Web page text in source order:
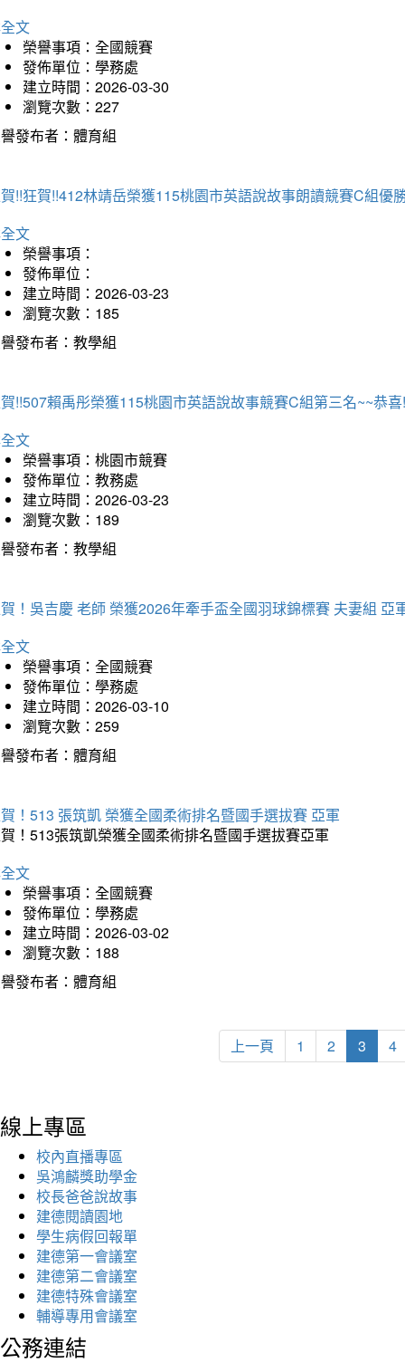
文
榮譽事項：全國競賽
發佈單位：學務處
建立時間：2026-03-30
瀏覽次數：227
發布者：體育組
!!狂賀!!412林靖岳榮獲115桃園市英語說故事朗讀競賽C組優
文
榮譽事項：
發佈單位：
建立時間：2026-03-23
瀏覽次數：185
發布者：教學組
!!507賴禹彤榮獲115桃園市英語說故事競賽C組第三名~~恭喜
文
榮譽事項：桃園市競賽
發佈單位：教務處
建立時間：2026-03-23
瀏覽次數：189
發布者：教學組
！吳吉慶 老師 榮獲2026年牽手盃全國羽球錦標賽 夫妻組 亞
文
榮譽事項：全國競賽
發佈單位：學務處
建立時間：2026-03-10
瀏覽次數：259
發布者：體育組
！513 張筑凱 榮獲全國柔術排名暨國手選拔賽 亞軍
！513張筑凱榮獲全國柔術排名暨國手選拔賽亞軍
文
榮譽事項：全國競賽
發佈單位：學務處
建立時間：2026-03-02
瀏覽次數：188
發布者：體育組
上一頁 1 2 3 4
線上專區
校內直播專區
吳鴻麟獎助學金
校長爸爸說故事
建德閱讀園地
學生病假回報單
建德第一會議室
建德第二會議室
建德特殊會議室
輔導專用會議室
公務連結